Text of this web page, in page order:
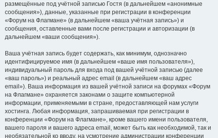
размещённые под учётной записью Гостя (в дальнейшем «анонимные
сообщения»), данные, указанные при регистрации в конференции
«Форум на Флагмане» (в дальнейшем «ваша учётная запись») и
сообщения, оставленные вами после регистрации и авторизации (в
дальнейшем «ваши сообщения»).
Ваша учётная запись будет содержать, как минимум, однозначно
идентифицируемое имя (в дальнейшем «ваше имя пользователя»),
индивидуальный пароль для входа под вашей учётной записью (далее
«ваш пароль») и реальный адрес email (в дальнейшем «ваш адрес
email»). Ваша информация из вашей учётной записи на форумах «Форум
на Флагмане» охраняется законами о защите компьютерной
информации, применяемыми в стране, предоставляющей нам услуги
хостинга. Любая информация, запрашиваемая при регистрации в
конференции «Форум на Флагмане», кроме вашего имени пользователя,
вашего пароля и вашего адреса email, может быть как необходимой, так и
необязательной ко вводу, на усмотрение администрации конференции